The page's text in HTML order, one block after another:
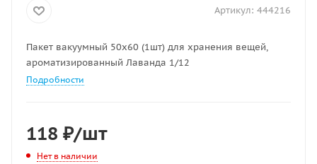
Артикул: 444216
Пакет вакуумный 50х60 (1шт) для хранения вещей,
ароматизированный Лаванда 1/12
Подробности
118 ₽/шт
Нет в наличии